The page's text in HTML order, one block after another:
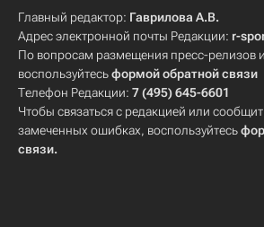
Главный редактор: Гаврилова А.В.
Адрес электронной почты Редакции: r-
По вопросам размещения пресс-релизов
воспользуйтесьформой обратной связи
Телефон Редакции: 7 (495) 645-6601
Чтобы связаться с редакцией или
замеченных ошибках, воспользуйтесь
связи.